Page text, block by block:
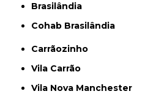
Brasilândia
Cohab Brasilândia
Carrãozinho
Vila Carrão
Vila Nova Manchester